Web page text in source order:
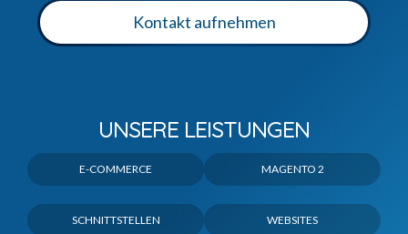
Kontakt aufnehmen
UNSERE LEISTUNGEN
E-COMMERCE MAGENTO 2
SCHNITTSTELLEN WEBSITES